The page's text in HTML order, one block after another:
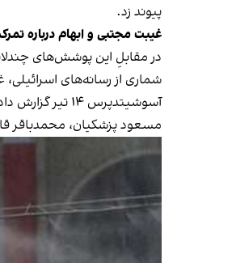
پیوند زد.
غیبت مجتبی و ابهام درباره
در مقابلِ این پوشش‌های
شماری از رسانه‌های
آسوشیتدپرس
مسعود پزشکیان، محمدباقر